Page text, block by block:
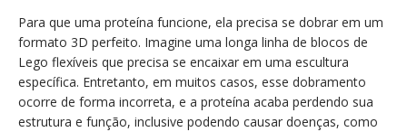
Para que uma proteína funcione, ela precisa se dobrar em um
formato 3D perfeito. Imagine uma longa linha de blocos de
Lego flexíveis que precisa se encaixar em uma escultura
específica. Entretanto, em muitos casos, esse dobramento
ocorre de forma incorreta, e a proteína acaba perdendo sua
estrutura e função, inclusive podendo causar doenças, como